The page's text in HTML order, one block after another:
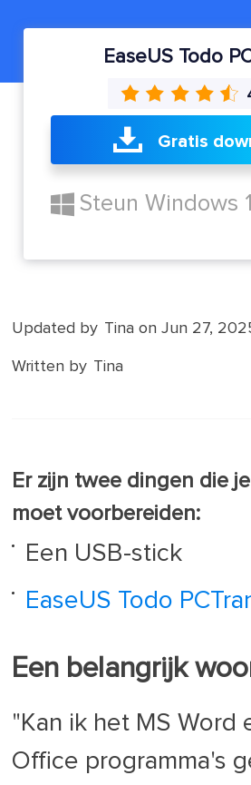
EaseUS Todo
Gratis
Steun Windows
Updated by Tina on Jun 27,
Written by Tina
Er zijn twee dingen die
moet voorbereiden:
Een USB-stick
EaseUS Todo
Een belangrijk
"Kan ik het MS Word
Office programma's